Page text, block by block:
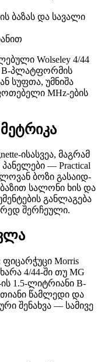
ბაზას და სავალი
Wolseley 4/44
B-პლატფორმის
სუფთა, უმნიშა
MHz-ების
ისასვეა, მაგრამ
— Practical
ბოზი გასაიდ-
სალონი ხის და
განლაგება
შერჩეული.
Morris
4/44-ში თუ MG
1.5-ლიტრიანი B-
წამლედი და
შენახვა — სამივე